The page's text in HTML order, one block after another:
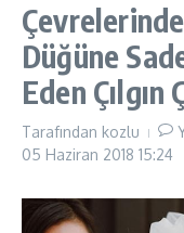
Düğüne
Eden Çılgın
Tarafından kozlu
05 Haziran 2018 15:24